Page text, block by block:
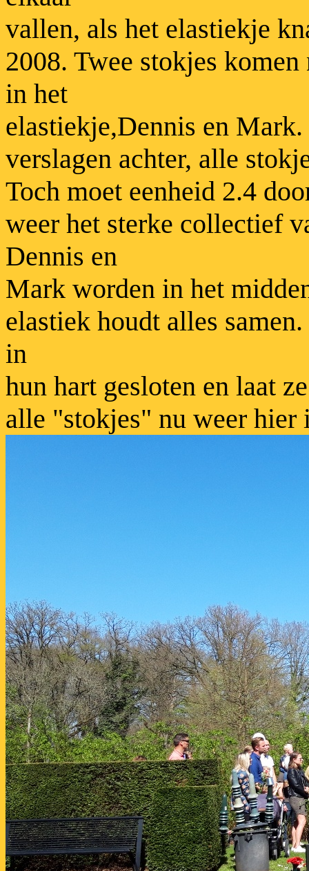
vallen, als het elastiekje
2008. Twee stokjes
in het
elastiekje,Dennis en
verslagen achter, alle
Toch moet eenheid 2.4
weer het sterke collectief
Dennis en
Mark worden in het
elastiek houdt alles
in
hun hart gesloten en laat
alle "stokjes" nu weer hier